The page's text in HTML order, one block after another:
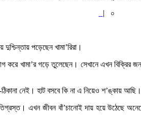
|
০
পড়েছেন খামা’রিরা।
করে খামা’র গড়ে তুলেছেন। সেখানে এখন
নেই। হাট বসবে কি না এ নিয়েও শ’ঙ্কায়
এখন জীবন বাঁ’চানোই দায় হয়ে উঠেছে